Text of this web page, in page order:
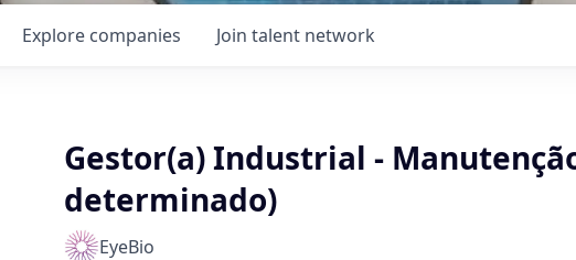
Explore companies Join talent network
Gestor(a) Industrial -
determinado)
EyeBio